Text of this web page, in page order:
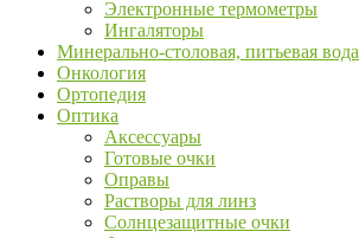
Электронные термометры
Ингаляторы
Минерально-столовая, питьевая вода
Онкология
Ортопедия
Оптика
Аксессуары
Готовые очки
Оправы
Растворы для линз
Солнцезащитные очки